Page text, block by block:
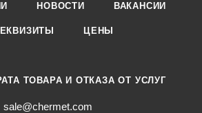
НОВОСТИ ВАКАНСИИ
ЦЕНЫ
ТОВАРА И ОТКАЗА ОТ УСЛУГ
sale@chermet.com